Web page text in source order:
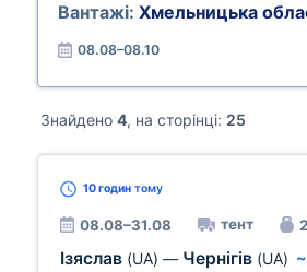
Вантажі: Хмельницька
08.08–08.10
Знайдено 4, на сторінці: 25
10 годин тому
08.08–31.08 тент
Ізяслав (UA) — Чернігів (UA) ~